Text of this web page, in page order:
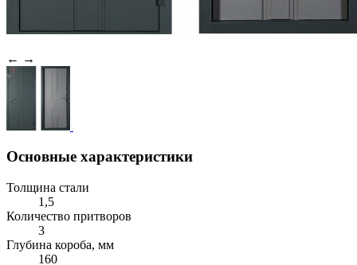
← →
Основные характеристики
Толщина стали
1,5
Количество притворов
3
Глубина короба, мм
160